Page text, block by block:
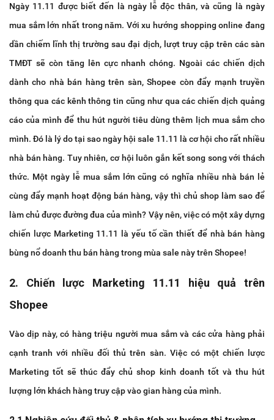
Ngày 11.11 được biết đến là ngày lễ độc thân, và cũng là ngày
mua sắm lớn nhất trong năm. Với xu hướng shopping online đang
dần chiếm lĩnh thị trường sau đại dịch, lượt truy cập trên các sàn
TMĐT sẽ còn tăng lên cực nhanh chóng. Ngoài các chiến dịch
dành cho nhà bán hàng trên sàn, Shopee còn đẩy mạnh truyền
thông qua các kênh thông tin cũng như qua các chiến dịch quảng
cáo của mình để thu hút người tiêu dùng thêm lịch mua sắm cho
mình. Đó là lý do tại sao ngày hội sale 11.11 là cơ hội cho rất nhiều
nhà bán hàng. Tuy nhiên, cơ hội luôn gắn kết song song với thách
thức. Một ngày lễ mua sắm lớn cũng có nghĩa nhiều nhà bán lẻ
cùng đẩy mạnh hoạt động bán hàng, vậy thì chủ shop làm sao để
làm chủ được đường đua của mình? Vậy nên, việc có một xây dựng
chiến lược Marketing 11.11 là yếu tố cần thiết để nhà bán hàng
bùng nổ doanh thu bán hàng trong mùa sale này trên Shopee!
2. Chiến lược Marketing 11.11 hiệu quả trên
Shopee
Vào dịp này, có hàng triệu người mua sắm và các cửa hàng phải
cạnh tranh với nhiều đối thủ trên sàn. Việc có một chiến lược
Marketing tốt sẽ thúc đẩy chủ shop kinh doanh tốt và thu hút
lượng lớn khách hàng truy cập vào gian hàng của mình.